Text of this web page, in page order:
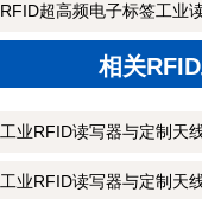
RFID超高频电子标签工业
相关
工业RFID读写器与定制天
工业RFID读写器与定制天